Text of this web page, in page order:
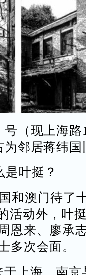
（现上海
为邻居蒋纬国
叶挺？
和澳门待了
活动外，叶
恩来、廖承
多次会面。
上海、南京